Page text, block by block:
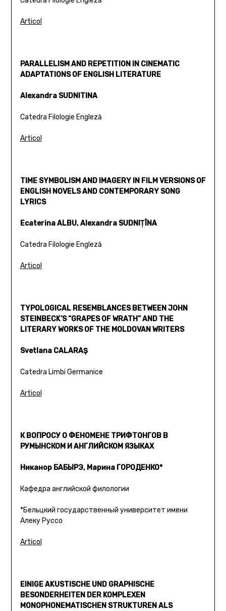
Articol
PARALLELISM AND REPETITION IN CINEMATIC
ADAPTATIONS OF ENGLISH LITERATURE
Alexandra SUDNITINA
Catedra Filologie Engleză
Articol
TIME SYMBOLISM AND IMAGERY IN FILM VERSIONS OF
ENGLISH NOVELS AND CONTEMPORARY SONG
LYRICS
Ecaterina ALBU, Alexandra SUDNIŢÎNA
Catedra Filologie Engleză
Articol
TYPOLOGICAL RESEMBLANCES BETWEEN JOHN
STEINBECK’S “GRAPES OF WRATH” AND THE
LITERARY WORKS OF THE MOLDOVAN WRITERS
Svetlana CALARAŞ
Catedra Limbi Germanice
Articol
К ВОПРОСУ О ФЕНОМЕНЕ ТРИФТОНГОВ В
РУМЫНСКОМ И АНГЛИЙСКОМ ЯЗЫКАХ
Никанор БАБЫРЭ, Марина ГОРОДЕНКО*
Кафедра английской филологии
*Бельцкий государственный университет имени
Алеку Руссо
Articol
EINIGE AKUSTISCHE UND GRAPHISCHE
BESONDERHEITEN DER KOMPLEXEN
MONOPHONEMATISCHEN STRUKTUREN ALS